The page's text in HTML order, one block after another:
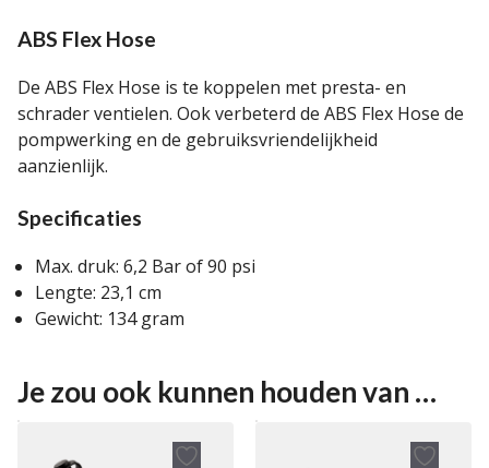
ABS Flex Hose
De ABS Flex Hose is te koppelen met presta- en
schrader ventielen. Ook verbeterd de ABS Flex Hose de
pompwerking en de gebruiksvriendelijkheid
aanzienlijk.
Specificaties
Max. druk: 6,2 Bar of 90 psi
Lengte: 23,1 cm
Gewicht: 134 gram
Je zou ook kunnen houden van …